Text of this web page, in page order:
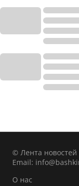
© Лента
Email:
О нас